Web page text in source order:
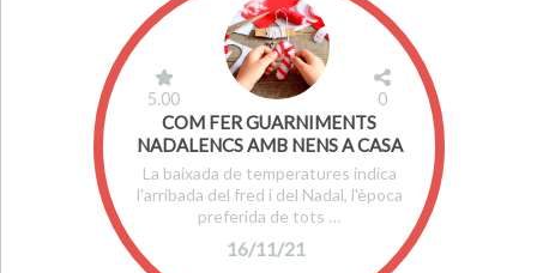
16/11/21
5.00 0
COM FER GUARNIMENTS
NADALENCS AMB NENS A CASA
La baixada de temperatures indica
l'arribada del fred i del Nadal, l'època
preferida de tots …